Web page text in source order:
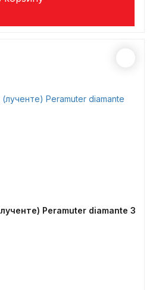
Peramuter diamante 3